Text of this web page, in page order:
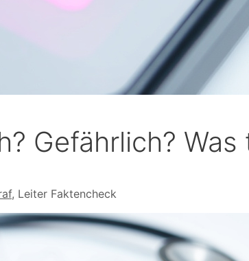
Gefährlich? Was
, Leiter Faktencheck